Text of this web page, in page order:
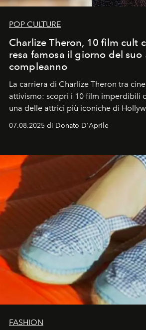
POP CULTURE
Charlize Theron, 10 film cult
resa famosa il giorno del suo
compleanno
La carriera di Charlize Theron tra
attivismo: scopri i 10 film imperdibili
una delle attrici più iconiche di
07.08.2025 di Donato D'Aprile
FASHION